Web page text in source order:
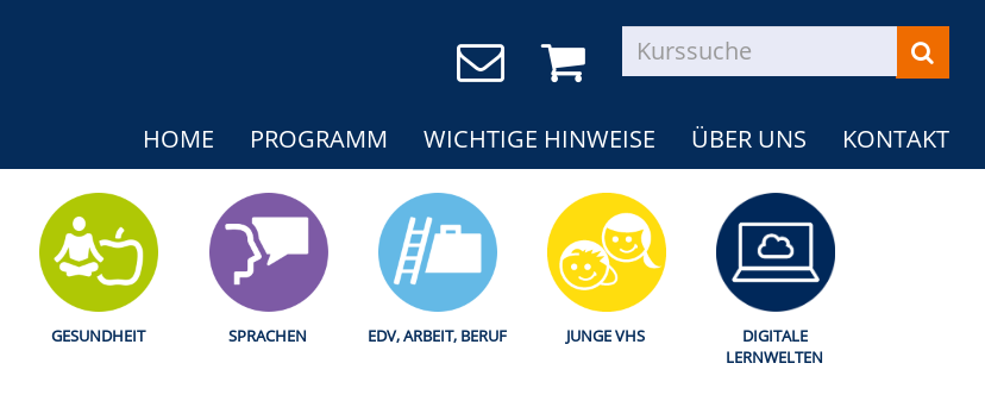
HOME PROGRAMM WICHTIGE HINWEISE ÜBER UNS KONTAKT
GESUNDHEIT SPRACHEN EDV, ARBEIT, BERUF JUNGE VHS
DIGITALE
LERNWELTEN